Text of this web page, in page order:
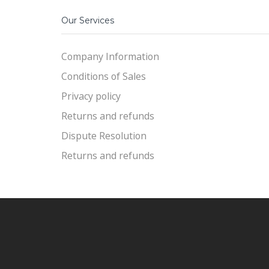
Our Services
Company Information
Conditions of Sales
Privacy policy
Returns and refunds
Dispute Resolution
Returns and refunds